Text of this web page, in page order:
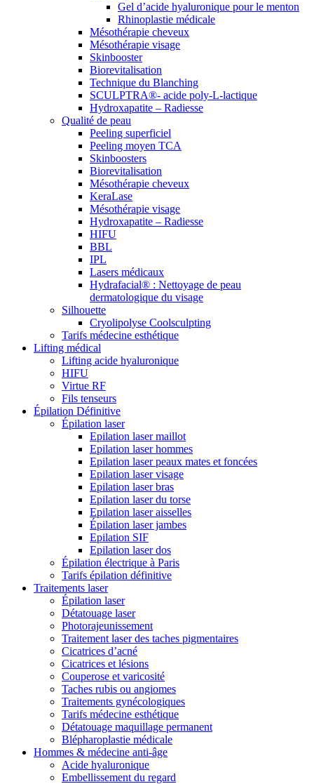
Gel d’acide hyaluronique pour le menton
Rhinoplastie médicale
Mésothérapie cheveux
Mésothérapie visage
Skinbooster
Biorevitalisation
Technique du Blanching
SCULPTRA®- acide poly-L-lactique
Hydroxapatite – Radiesse
Qualité de peau
Peeling superficiel
Peeling moyen TCA
Skinboosters
Biorevitalisation
Mésothérapie cheveux
KeraLase
Mésothérapie visage
Hydroxapatite – Radiesse
HIFU
BBL
IPL
Lasers médicaux
Hydrafacial® : Nettoyage de peau
dermatologique du visage
Silhouette
Cryolipolyse Coolsculpting
Tarifs médecine esthétique
Lifting médical
Lifting acide hyaluronique
HIFU
Virtue RF
Fils tenseurs
Épilation Définitive
Épilation laser
Epilation laser maillot
Epilation laser hommes
Epilation laser peaux mates et foncées
Epilation laser visage
Epilation laser bras
Epilation laser du torse
Epilation laser aisselles
Épilation laser jambes
Epilation SIF
Epilation laser dos
Épilation électrique à Paris
Tarifs épilation définitive
Traitements laser
Épilation laser
Détatouage laser
Photorajeunissement
Traitement laser des taches pigmentaires
Cicatrices d’acné
Cicatrices et lésions
Couperose et varicosité
Taches rubis ou angiomes
Traitements gynécologiques
Tarifs médecine esthétique
Détatouage maquillage permanent
Blépharoplastie médicale
Hommes & médecine anti-âge
Acide hyaluronique
Embellissement du regard